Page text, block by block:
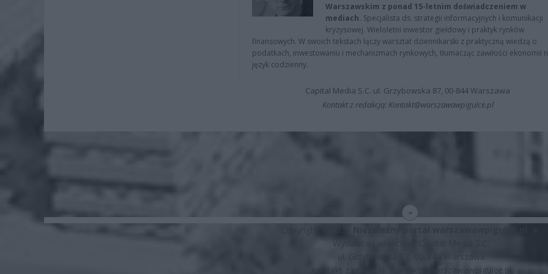
Warszawskim z ponad 15-letnim doświadczeniem w
mediach. Specjalista ds. strategii informacyjnych i komunikacji
kryzysowej. Wieloletni inwestor giełdowy i praktyk rynków
finansowych. W swoich tekstach łączy warsztat dziennikarski z praktyczną wiedzą o
podatkach, inwestowaniu i mechanizmach rynkowych, tłumacząc zawiłości ekonomii
język codzienny.
Capital Media S.C. ul. Grzybowska 87, 00-844 Warszawa
Kontakt z redakcją: Kontakt@warszawawpigulce.pl
ul. Grzybowska 87, 00-844 Warszawa
Kontakt z redakcją:
Kontakt@warszawawpigulce.pl